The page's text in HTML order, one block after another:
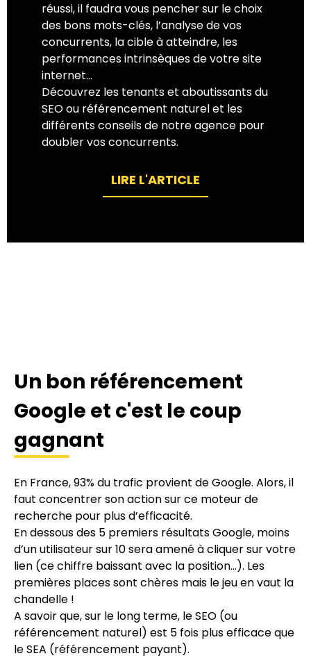
réussi, il faudra vous pencher sur le choix
des bons mots-clés, l’analyse de vos
concurrents, la cible à atteindre, les
performances intrinsèques de votre site
internet…
Découvrez les tenants et aboutissants du
SEO ou référencement naturel et les
différents conseils de notre agence pour
doubler vos concurrents.
LIRE L'ARTICLE
Un bon référencement
Google et c'est le coup
gagnant
En France, 93% du trafic provient de Google. Alors, il
faut concentrer son action sur ce moteur de
recherche pour plus d’efficacité.
En dessous des 5 premiers résultats Google, moins
d’un utilisateur sur 10 sera amené à cliquer sur votre
lien (ce chiffre baissant avec la position…). Les
premières places sont chères mais le jeu en vaut la
chandelle !
A savoir que, sur le long terme, le SEO (ou
référencement naturel) est 5 fois plus efficace que
le SEA (référencement payant).